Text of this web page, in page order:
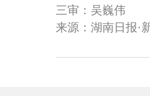
三审：吴巍伟
来源：湖南日报·